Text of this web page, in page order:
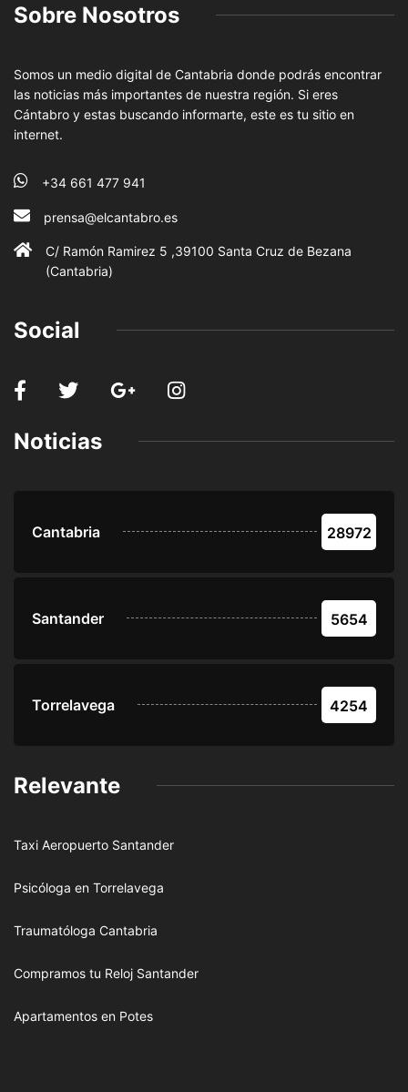
Sobre Nosotros
Somos un medio digital de Cantabria donde podrás encontrar
las noticias más importantes de nuestra región. Si eres
Cántabro y estas buscando informarte, este es tu sitio en
internet.
+34 661 477 941
prensa@elcantabro.es
C/ Ramón Ramirez 5 ,39100 Santa Cruz de Bezana
(Cantabria)
Social
Noticias
Cantabria 28972
Santander 5654
Torrelavega 4254
Relevante
Taxi Aeropuerto Santander
Psicóloga en Torrelavega
Traumatóloga Cantabria
Compramos tu Reloj Santander
Apartamentos en Potes